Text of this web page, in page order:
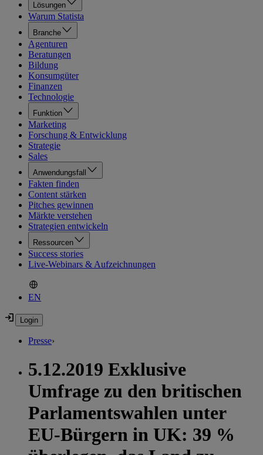
Lösungen
Warum Statista
Branche
Agenturen
Beratungen
Bildung
Konsumgüter
Finanzen
Technologie
Funktion
Marketing
Forschung & Entwicklung
Strategie
Sales
Anwendungsfall
Fakten finden
Content stärken
Pitches gewinnen
Märkte verstehen
Strategien entwickeln
Ressourcen
Success stories
Live-Webinars & Aufzeichnungen
EN
Presse›
5.12.2019 Exklusive
Umfrage zu den britischen
Parlamentswahlen unter
EU-Bürgern in UK: 39 %